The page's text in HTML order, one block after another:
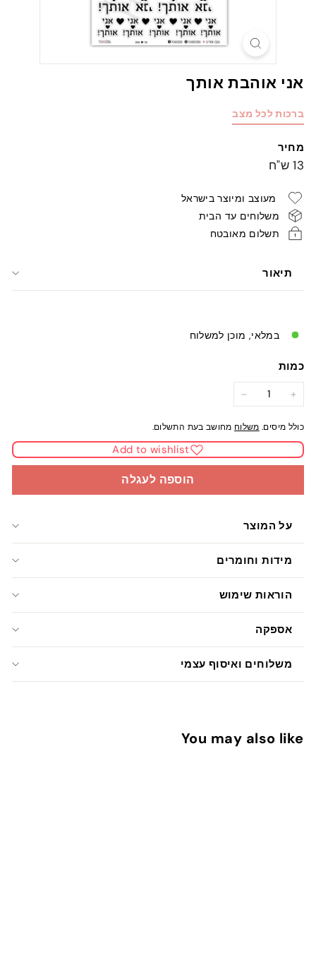
אני אוהבת אותך
ברכות לכל מצב
מחיר
מחיר
13 ש"ח
מעוצב ומיוצר בישראל
משלוחים עד הבית
תשלום מאובטח
תיאור
במלאי, מוכן למשלוח
כמות
כולל מיסים. משלוח מחושב בעת התשלום.
Add to wishlist
הוספה לעגלה
על המוצר
מידות וחומרים
הוראות שימוש
אספקה
משלוחים ואיסוף עצמי
You may also like